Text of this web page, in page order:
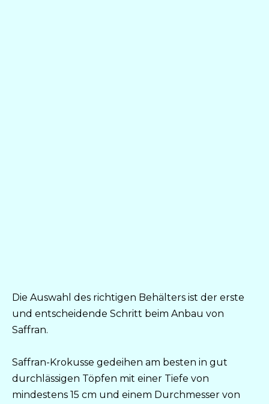
Die Auswahl des richtigen Behälters ist der erste
und entscheidende Schritt beim Anbau von
Saffran.
Saffran-Krokusse gedeihen am besten in gut
durchlässigen Töpfen mit einer Tiefe von
mindestens 15 cm und einem Durchmesser von